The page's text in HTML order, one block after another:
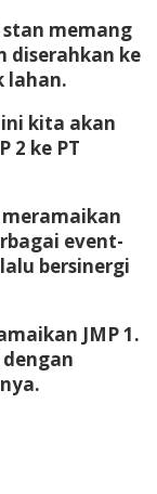
stan memang
diserahkan ke
lahan.
kita akan
2 ke PT
event-
bersinergi
JMP 1.